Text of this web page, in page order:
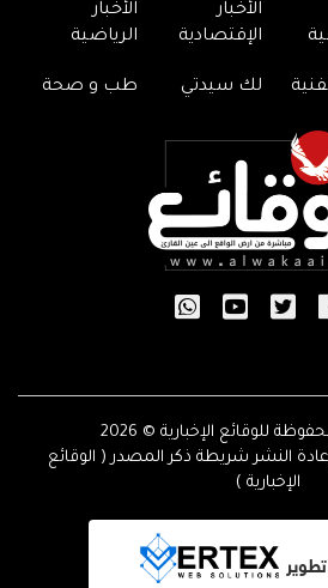
الأخبار
الإقتصادية
الأخبار
الرياضية
لك سيدتي طب و صحة
للوقائع الإخبارية © 2026
النشر شريطة ذكر المصدر ( الوقائع
الإخبارية )